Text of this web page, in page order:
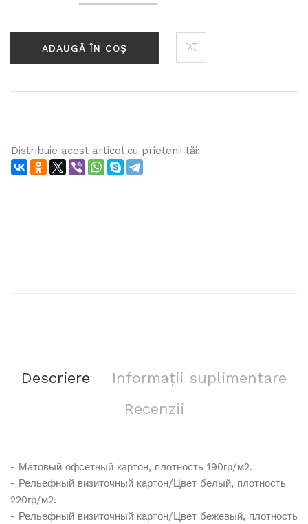
ADAUGĂ ÎN COȘ
Distribuie acest articol cu ​​prietenii tăi:
Descriere
Informații suplimentare
Recenzii
- Матовый офсетный картон, плотность 190гр/м2.
- Рельефный визиточный картон/Цвет белый, плотность
220гр/м2.
- Рельефный визиточный картон/Цвет бежевый, плотность